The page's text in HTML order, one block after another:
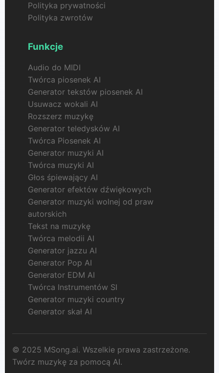
Polityka prywatności
Polityka zwrotów
Funkcje
Audio do MIDI
Twórca piosenek AI
Generator tekstów piosenek AI
Usuwacz wokali AI
Rozszerz muzykę
Generator teledysków AI
Twórca Piosenek AI
Generator muzyki AI
Twórca muzyki AI
Głos śpiewający AI
Generator efektów dźwiękowych
Generator muzyki wolnej od praw
autorskich
Tekst na muzykę
Twórca melodii AI
Generator jazzu AI
Generator Pop AI
Generator EDM AI
Twórca Instrumentów SI
Generator muzyki country
Generator skał AI
© 2025 MSong.ai. Wszelkie prawa zastrzeżone.
Twórz muzykę za pomocą AI.